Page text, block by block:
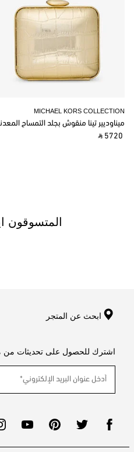
MICHAEL KORS COLLECTION
ميناوديير تينا منقوش بجلد التمساح
‎ ⃁ 5720 ‎
المتسوقون
ابحث عن المتجر
اشترك للحصول على تحديثات